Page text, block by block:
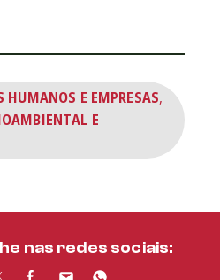
HUMANOS E EMPRESAS,
E
nas redes sociais: